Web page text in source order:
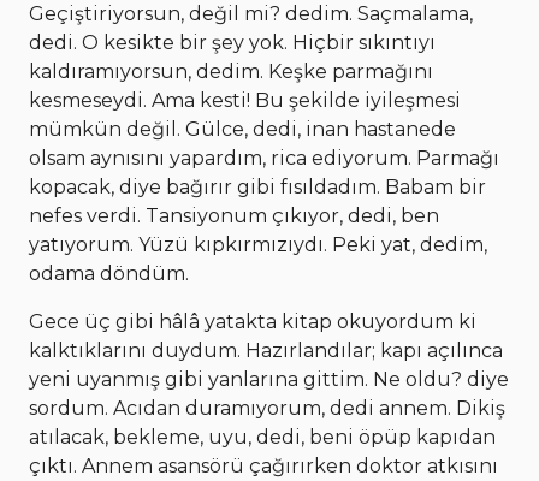
Geçiştiriyorsun, değil mi? dedim. Saçmalama,
dedi. O kesikte bir şey yok. Hiçbir sıkıntıyı
kaldıramıyorsun, dedim. Keşke parmağını
kesmeseydi. Ama kesti! Bu şekilde iyileşmesi
mümkün değil. Gülce, dedi, inan hastanede
olsam aynısını yapardım, rica ediyorum. Parmağı
kopacak, diye bağırır gibi fısıldadım. Babam bir
nefes verdi. Tansiyonum çıkıyor, dedi, ben
yatıyorum. Yüzü kıpkırmızıydı. Peki yat, dedim,
odama döndüm.
Gece üç gibi hâlâ yatakta kitap okuyordum ki
kalktıklarını duydum. Hazırlandılar; kapı açılınca
yeni uyanmış gibi yanlarına gittim. Ne oldu? diye
sordum. Acıdan duramıyorum, dedi annem. Dikiş
atılacak, bekleme, uyu, dedi, beni öpüp kapıdan
çıktı. Annem asansörü çağırırken doktor atkısını